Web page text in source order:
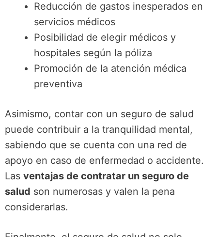
Reducción de gastos inesperados en
servicios médicos
Posibilidad de elegir médicos y
hospitales según la póliza
Promoción de la atención médica
preventiva
Asimismo, contar con un seguro de salud
puede contribuir a la tranquilidad mental,
sabiendo que se cuenta con una red de
apoyo en caso de enfermedad o accidente.
Las ventajas de contratar un seguro de
salud son numerosas y valen la pena
considerarlas.